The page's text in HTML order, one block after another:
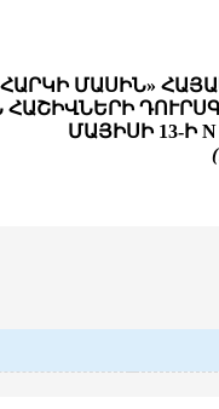
ՄԱՍԻՆ»
ՄԱՅԻՍԻ 13-Ի